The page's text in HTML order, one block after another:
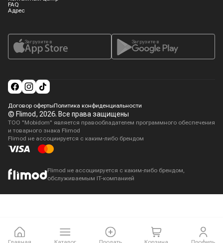
FAQ
Адрес
Загрузите в Загрузите в
Договор офертыПолитика конфиденциальности
© Flimod, 2026. Все права защищены
ТОО "Mobidom" является правообладателем программного обеспечения
и товарного знака Flimod
Flimod не ассоциируется с каким-либо брендом
Flimod не ассоциируется с каким-либо брендом,
обслуживаемым IT-компанией